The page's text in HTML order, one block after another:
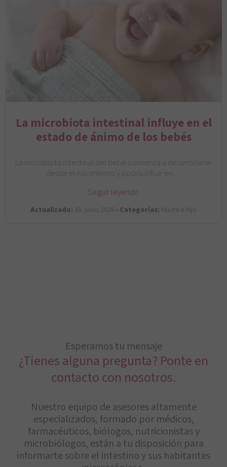
La microbiota intestinal influye en el
estado de ánimo de los bebés
La microbiota intestinal del bebé comienza a desarrollarse
desde el nacimiento y podría influir en…
Seguir leyendo
Actualizado: 18. junio 2026 •Categorías: Madre e hijo
Esperamos tu mensaje
¿Tienes alguna pregunta? Ponte en
contacto con nosotros.
Nuestro equipo de asesores altamente
especializados, formado por médicos,
farmacéuticos, biólogos, nutricionistas y
microbiólogos, están a tu disposición para
informarte sobre el intestino y sus habitantes